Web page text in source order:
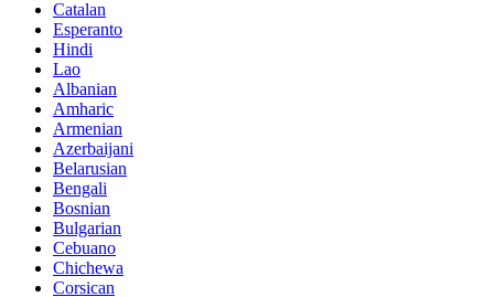
Catalan
Esperanto
Hindi
Lao
Albanian
Amharic
Armenian
Azerbaijani
Belarusian
Bengali
Bosnian
Bulgarian
Cebuano
Chichewa
Corsican